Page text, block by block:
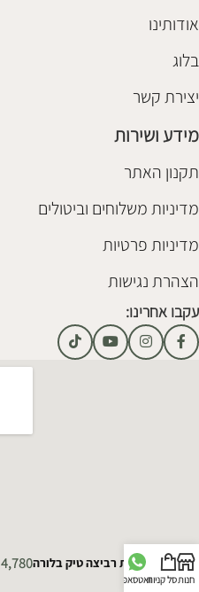
אודותינו
בלוג
יצירת קשר
מידע ושירות
תקנון האתר
מדיניות משלוחים וביטולים
מדיניות פרטיות
הצהרת נגישות
עקבו אחרינו:
חנותסל קניותוואטסאפ
ספת רביצה טיק בלורה4,780